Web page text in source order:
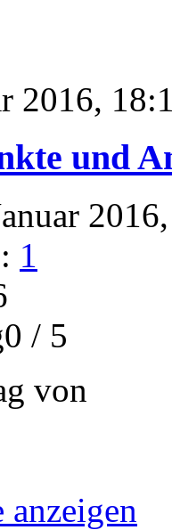
2016,
und
1
/ 5
von
anzeigen